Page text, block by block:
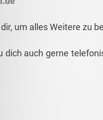
um alles Weitere zu
dich auch gerne